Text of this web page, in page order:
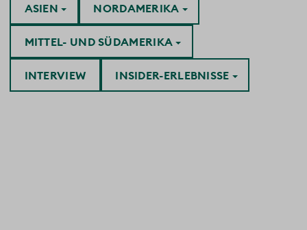
ASIEN
INSIDER-ERLEBNISSE
INTERVIEW
MITTEL- UND SÜDAMERIKA
NORDAMERIKA